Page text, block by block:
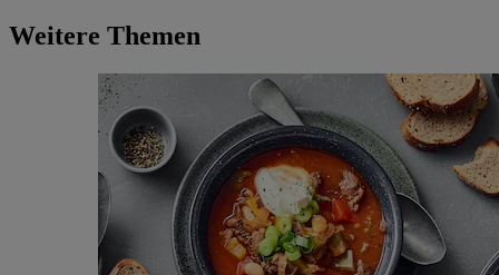
Weitere Themen